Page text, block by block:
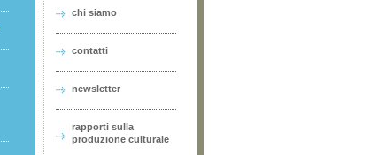
chi siamo
contatti
newsletter
rapporti sulla
produzione culturale